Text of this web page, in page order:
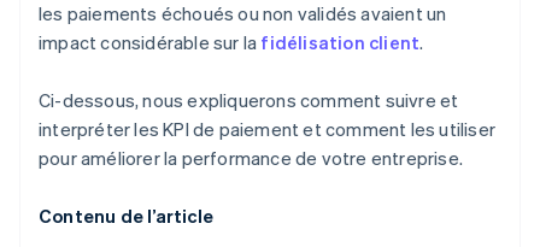
les paiements échoués ou non validés avaient un
impact considérable sur la fidélisation client.
Ci-dessous, nous expliquerons comment suivre et
interpréter les KPI de paiement et comment les utiliser
pour améliorer la performance de votre entreprise.
Contenu de l’article